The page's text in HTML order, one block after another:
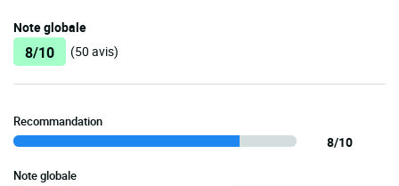
Note globale
8/10 (50 avis)
Recommandation
8/10
Note globale